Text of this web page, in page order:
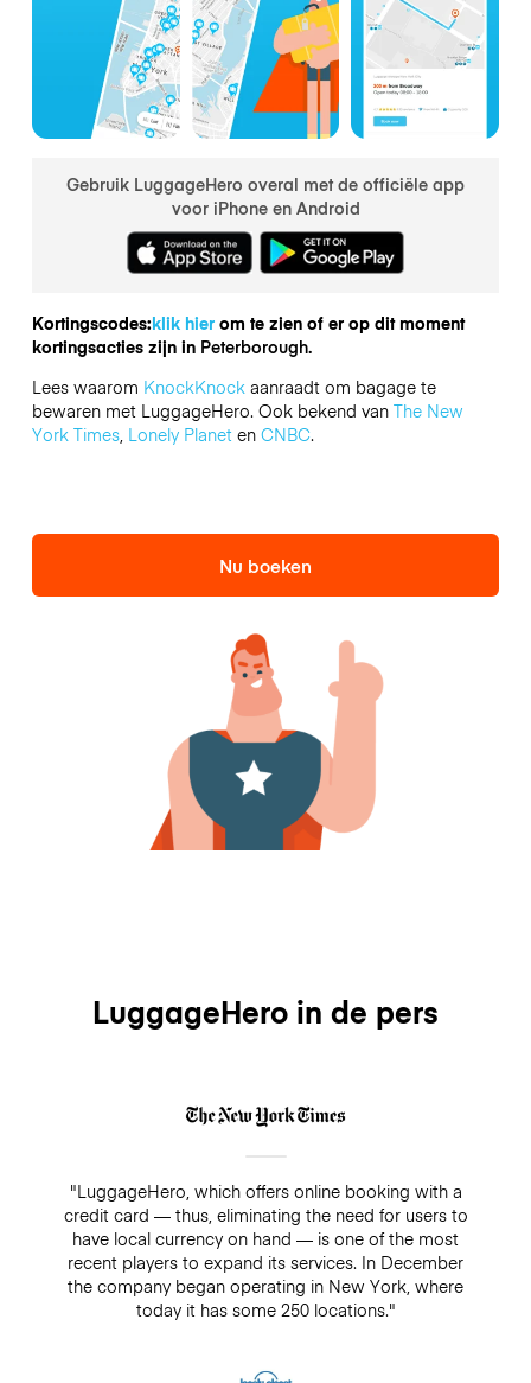
Gebruik LuggageHero overal met de officiële app
voor iPhone en Android
Kortingscodes:klik hierom te zien of er op dit moment
kortingsacties zijn in Peterborough.
Lees waarom KnockKnockaanraadt om bagage te
bewaren met LuggageHero. Ook bekend van The New
York Times, Lonely Planeten CNBC.
Nu boeken
LuggageHero in de pers
"LuggageHero, which offers online booking with a
credit card — thus, eliminating the need for users to
have local currency on hand — is one of the most
recent players to expand its services. In December
the company began operating in New York, where
today it has some 250 locations."